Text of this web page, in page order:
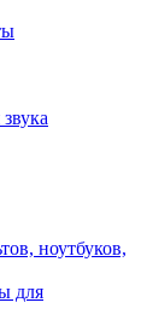
ноутбуков,
для